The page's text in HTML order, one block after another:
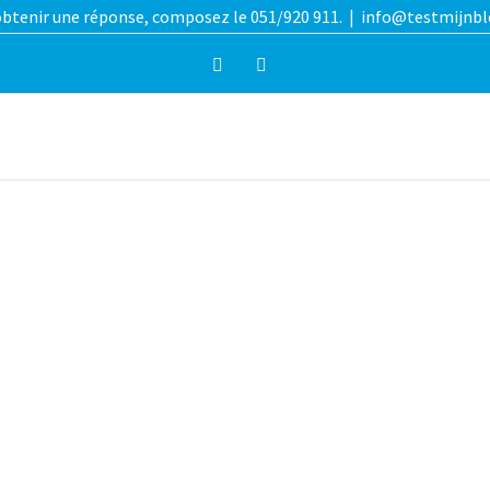
une réponse, composez le 051/920 911. |
Facebook